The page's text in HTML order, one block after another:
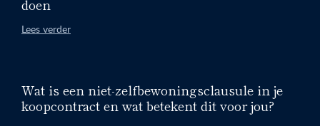
doen
Lees verder
Wat is een niet-zelfbewoningsclausule in je
koopcontract en wat betekent dit voor jou?